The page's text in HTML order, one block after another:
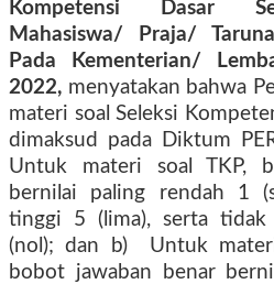
Kompetensi Dasar
Mahasiswa/ Praja/
Pada Kementerian/
2022, menyatakan bahwa
materi soal Seleksi
dimaksud pada Diktum
Untuk materi soal TKP,
bernilai paling rendah 1
tinggi 5 (lima), serta
(nol); dan b)
Untuk
bobot jawaban benar